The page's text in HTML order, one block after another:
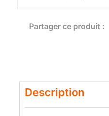
Partager ce produit :
Description